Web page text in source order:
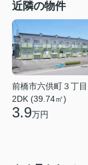
近隣の物件
前橋市六供町３丁目
2DK (39.74㎡)
3.9万円